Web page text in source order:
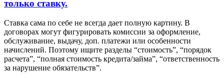
только ставку.
Ставка сама по себе не всегда дает полную картину. В
договорах могут фигурировать комиссии за оформление,
обслуживание, выдачу, доп. платежи или особенности
начислений. Поэтому ищите разделы “стоимость”, “порядок
расчета”, “полная стоимость кредита/займа”, “ответственность
за нарушение обязательств”.